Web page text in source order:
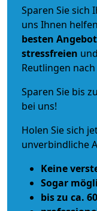
Sparen Sie sich
uns Ihnen
besten
stressfreien und
Reutlingen
Sparen Sie bis
bei uns!
Holen Sie sich
unverbindliche
Keine
Sogar
bis zu ca.